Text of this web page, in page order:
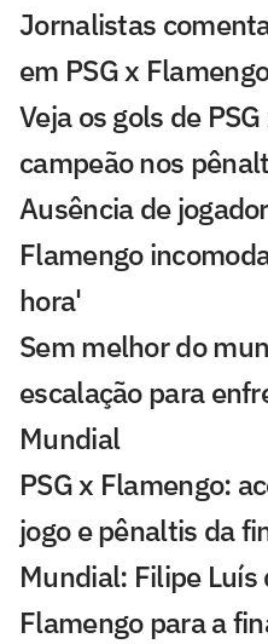
Jornalistas
em PSG x
Veja os gols de
campeão nos
Ausência de
Flamengo
hora'
Sem melhor do
escalação para
Mundial
PSG x Flamengo:
jogo e pênaltis da
Mundial: Filipe
Flamengo para a